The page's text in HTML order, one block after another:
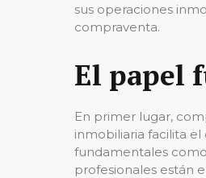
sus operaciones
compraventa.
El papel
En primer lugar,
inmobiliaria facilita
fundamentales
profesionales están